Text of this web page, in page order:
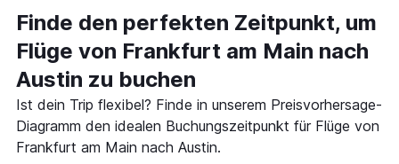
Finde den perfekten Zeitpunkt, um
Flüge von Frankfurt am Main nach
Austin zu buchen
Ist dein Trip flexibel? Finde in unserem Preisvorhersage-
Diagramm den idealen Buchungszeitpunkt für Flüge von
Frankfurt am Main nach Austin.